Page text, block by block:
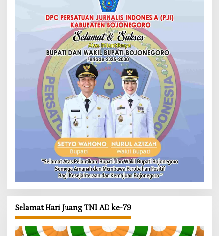
Selamat Hari Juang TNI AD ke-79